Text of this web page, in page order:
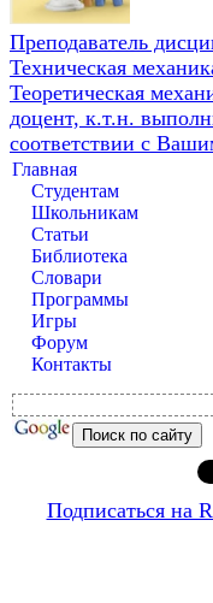
Преподаватель
Техническая
Теоретическая
доцент, к.т.н.
соответствии с
Главная
Студентам
Школьникам
Статьи
Библиотека
Словари
Программы
Игры
Форум
Контакты
Подписаться на